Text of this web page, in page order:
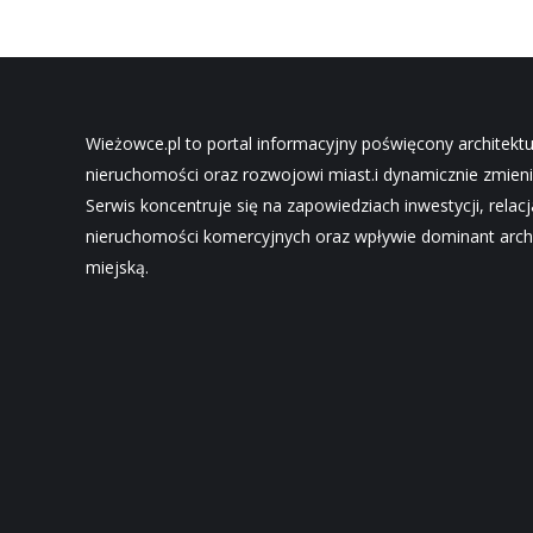
Wieżowce.pl to portal informacyjny poświęcony
nieruchomości oraz rozwojowi miast.i dynamicznie
Serwis koncentruje się na zapowiedziach inwestycji,
nieruchomości komercyjnych oraz wpływie dominant
miejską.